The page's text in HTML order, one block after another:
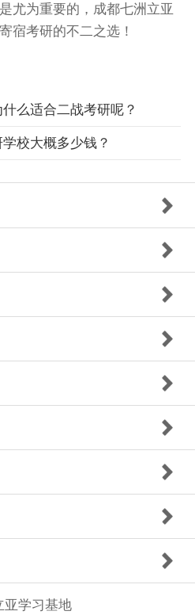
尤为重要的，成都七洲立亚
宿考研的不二之选！
么适合二战考研呢？
校大概多少钱？
亚学习基地